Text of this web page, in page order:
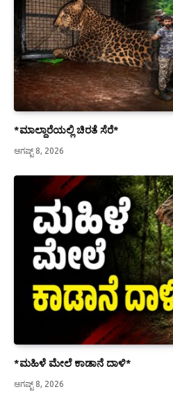
*ಮಾಲ್ದಾರೆಯಲ್ಲಿ ಚಿರತೆ ಸೆರೆ*
ಆಗಷ್ಟ್ 8, 2026
*ಮಹಿಳೆ ಮೇಲೆ ಕಾಡಾನೆ ದಾಳಿ*
ಆಗಷ್ಟ್ 8, 2026